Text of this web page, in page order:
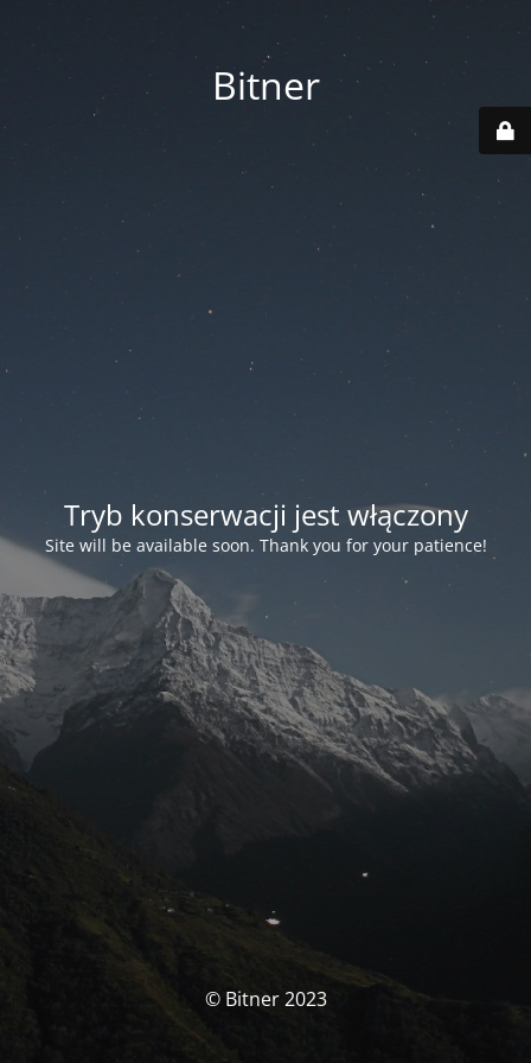
Bitner
Tryb konserwacji jest włączony
Site will be available soon. Thank you for your patience!
© Bitner 2023